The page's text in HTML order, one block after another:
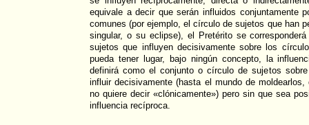
equivale a decir que serán influidos conjuntamente
comunes (por ejemplo, el círculo de sujetos que han
singular, o su eclipse), el Pretérito se
sujetos que influyen decisivamente sobre los
pueda tener lugar, bajo ningún concepto, la
definirá como el conjunto o círculo de sujetos
influir decisivamente (hasta el mundo de
no quiere decir «clónicamente») pero sin que sea
influencia recíproca.